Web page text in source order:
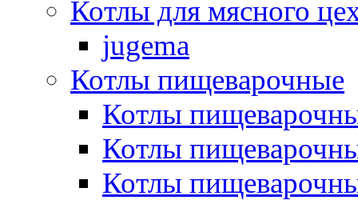
Котлы для мясного
jugema
Котлы пищеварочные
Котлы
Котлы
Котлы